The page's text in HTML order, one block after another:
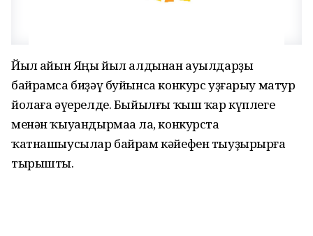
Йыл һайын Яңы йыл алдынан ауылдарҙы
байрамса биҙәү буйынса конкурс уҙғарыу матур
йолаға әүерелде. Быйылғы ҡыш ҡар күплеге
менән ҡыуандырмаһа ла, конкурста
ҡатнашыусылар байрам кәйефен тыуҙырырға
тырышты.